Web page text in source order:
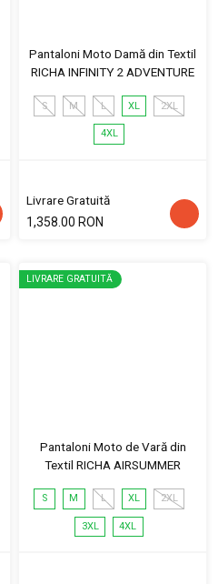
Pantaloni Moto Damă din Textil
RICHA INFINITY 2 ADVENTURE
S M L XL 2XL
4XL
Livrare Gratuită
1,358.00 RON
LIVRARE GRATUITĂ
Pantaloni Moto de Vară din
Textil RICHA AIRSUMMER
S M L XL 2XL
3XL 4XL